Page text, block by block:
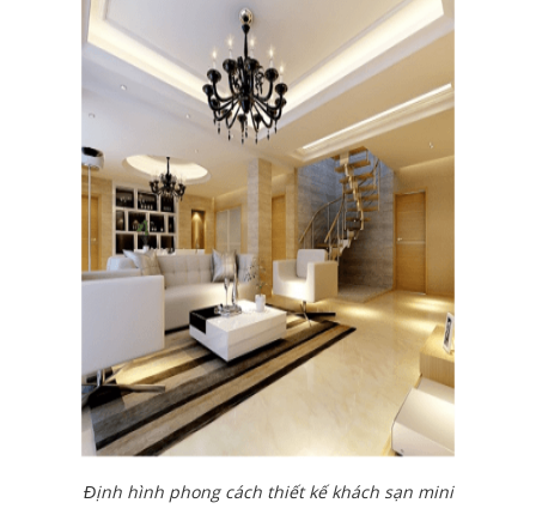
Định hình phong cách thiết kế khách sạn mini